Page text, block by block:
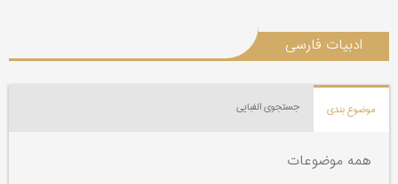
ادبیات فارسی
موضوع بندی جستجوی الفبایی
همه موضوعات